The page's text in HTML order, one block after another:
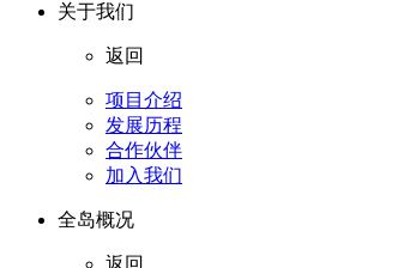
关于我们
返回
项目介绍
发展历程
合作伙伴
加入我们
全岛概况
返回